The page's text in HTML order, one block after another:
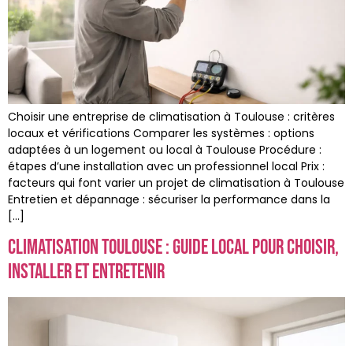
Choisir une entreprise de climatisation à Toulouse : critères
locaux et vérifications Comparer les systèmes : options
adaptées à un logement ou local à Toulouse Procédure :
étapes d’une installation avec un professionnel local Prix :
facteurs qui font varier un projet de climatisation à Toulouse
Entretien et dépannage : sécuriser la performance dans la
[…]
Climatisation Toulouse : guide local pour choisir,
installer et entretenir